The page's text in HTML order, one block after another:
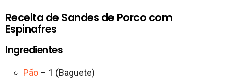
Receita de Sandes de Porco com
Espinafres
Ingredientes
Pão – 1 (Baguete)